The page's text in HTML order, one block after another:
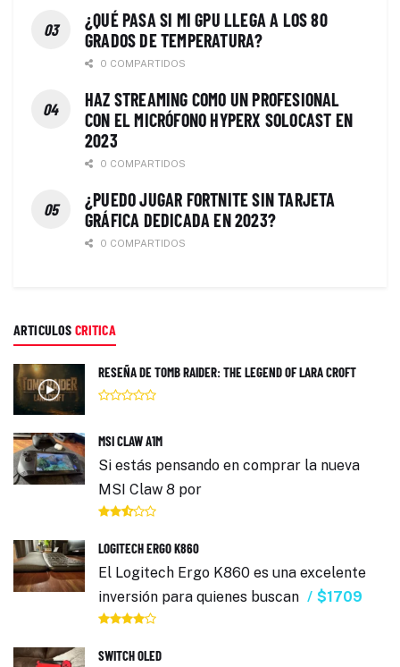
¿QUÉ PASA SI MI GPU LLEGA A LOS 80
GRADOS DE TEMPERATURA?
0 COMPARTIDOS
HAZ STREAMING COMO UN PROFESIONAL
CON EL MICRÓFONO HYPERX SOLOCAST EN
2023
0 COMPARTIDOS
¿PUEDO JUGAR FORTNITE SIN TARJETA
GRÁFICA DEDICADA EN 2023?
0 COMPARTIDOS
ARTICULOS CRITICA
RESEÑA DE TOMB RAIDER: THE LEGEND OF LARA CROFT
MSI CLAW A1M
Si estás pensando en comprar la nueva
MSI Claw 8 por
LOGITECH ERGO K860
El Logitech Ergo K860 es una excelente
inversión para quienes buscan
$1709
SWITCH OLED